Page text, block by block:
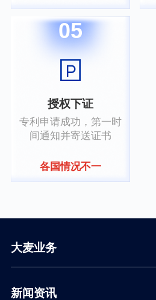
05
授权下证
专利申请成功，第一时
间通知并寄送证书
各国情况不一
大麦业务
新闻资讯